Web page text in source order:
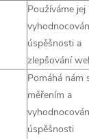
Používáme jej
úspěšnosti a
zlepšování
Pomáhá nám
měřením a
úspěšnosti